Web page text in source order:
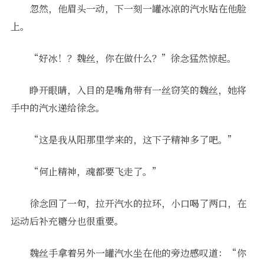
忽然，他眉头一动，下一刻一罐冰凉的汽水贴在他脸
上。
“好冰！？魏丝，你在做什么？”徐念猛然惊起。
睁开眼睛，入目的是嘴角带有一丝窃笑的魏丝，她将
手中的汽水递给徐念。
“这是我从阳那里学来的，这下子精神多了吧。”
“何止精神，魂都要飞走了。”
徐念回了一句，拉开汽水的拉环，小口喝了两口，在
运动后补充糖分也很重要。
魏丝手拿着另外一罐汽水坐在他的旁边感叹道：“你